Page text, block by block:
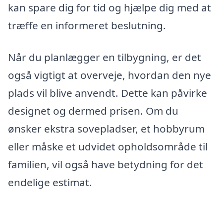
kan spare dig for tid og hjælpe dig med at
træffe en informeret beslutning.
Når du planlægger en tilbygning, er det
også vigtigt at overveje, hvordan den nye
plads vil blive anvendt. Dette kan påvirke
designet og dermed prisen. Om du
ønsker ekstra sovepladser, et hobbyrum
eller måske et udvidet opholdsområde til
familien, vil også have betydning for det
endelige estimat.